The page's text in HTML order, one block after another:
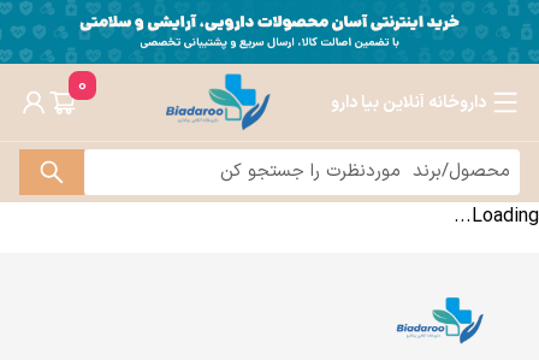
داروخانه آنلاین بیا دارو
0
Loading...